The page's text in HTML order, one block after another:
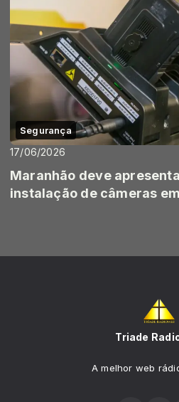
Segurança
17/06/2026
Maranhão deve
instalação de câmeras
Triade
A melhor web